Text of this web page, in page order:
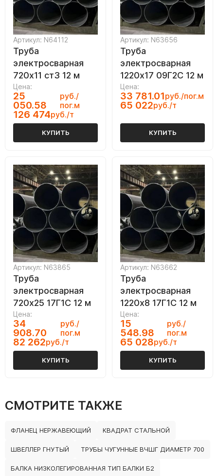
Артикул: N64112
Труба
электросварная
720х11 ст3 12 м
Цена:
25
050.58
руб./
пог.м
126 474руб./т
КУПИТЬ
Артикул: N63656
Труба
электросварная
1220х17 09Г2С 12 м
Цена:
33 781.01руб./пог.м
65 022руб./т
КУПИТЬ
Артикул: N63865
Труба
электросварная
720х25 17Г1С 12 м
Цена:
34
908.70
руб./
пог.м
82 262руб./т
КУПИТЬ
Артикул: N63662
Труба
электросварная
1220х8 17Г1С 12 м
Цена:
15
548.98
руб./
пог.м
65 028руб./т
КУПИТЬ
СМОТРИТЕ ТАКЖЕ
ФЛАНЕЦ НЕРЖАВЕЮЩИЙ КВАДРАТ СТАЛЬНОЙ
ШВЕЛЛЕР ГНУТЫЙ ТРУБЫ ЧУГУННЫЕ ВЧШГ ДИАМЕТР 700
БАЛКА НИЗКОЛЕГИРОВАННАЯ ТИП БАЛКИ Б2